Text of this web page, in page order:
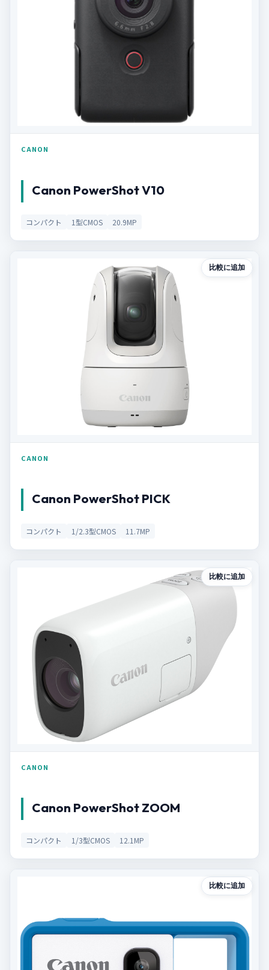
CANON
Canon PowerShot V10
コンパクト 1型CMOS 20.9MP
比較に追加
CANON
Canon PowerShot PICK
コンパクト 1/2.3型CMOS 11.7MP
比較に追加
CANON
Canon PowerShot ZOOM
コンパクト 1/3型CMOS 12.1MP
比較に追加